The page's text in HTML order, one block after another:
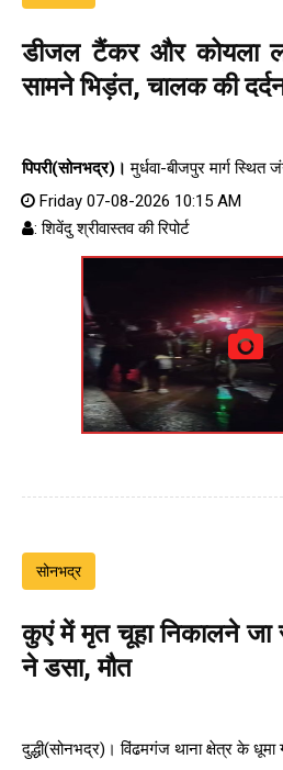
डीजल टैंकर और कोयला
सामने भिड़ंत, चालक की
पिपरी(सोनभद्र)। मुर्धवा-बीजपुर मार्ग
Friday 07-08-2026 10:15 AM
: शिवेंदु श्रीवास्तव की रिपोर्ट
सोनभद्र
कुएं में मृत चूहा निकालने जा
ने डसा, मौत
दुद्धी(सोनभद्र)। विंढमगंज थाना क्षेत्र के धूमा